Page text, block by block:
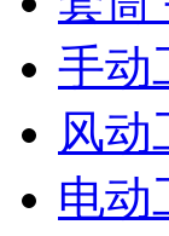
手动
风动
电动